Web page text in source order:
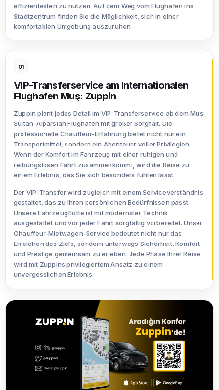
effizientesten zu nutzen. Auf dem Weg vom Flughafen ins
Stadtzentrum finden Sie die Möglichkeit, sich in einer
komfortablen Umgebung auszuruhen.
01
VIP-Transferservice am Internationalen
Flughafen Muş: Zuppin
Zuppin plant jedes Detail im VIP-Transferservice ab dem Muş
Sultan-Alparslan Flughafen mit großer Sorgfalt. Die
professionelle Chauffeur-Erfahrung bietet nicht nur ein
Transportmittel, sondern ein Abenteuer voller Privilegien.
Wenn der Komfort im Fahrzeug mit einer ruhigen und
reibungslosen Fahrt zusammenkommt, wird die Reise zu
einem Erlebnis, das Sie sich besonders fühlen lässt.
Der VIP-Transfer wird zugleich mit einem Serviceverständnis
gestaltet, das zu Ihren persönlichen Bedürfnissen passt.
Unsere Fahrzeugflotte ist mit modernster Technik
ausgestattet und vor jeder Fahrt sorgfältig vorbereitet. Unser
Chauffeur-Mietwagen-Service bedeutet nicht nur das
Erreichen des Ziels, sondern unterwegs Sicherheit, Komfort
und Prestige gemeinsam zu erleben. Jede Phase Ihrer Reise
wird mit Zuppins privilegiertem Ansatz zu einem
unvergesslichen Erlebnis.